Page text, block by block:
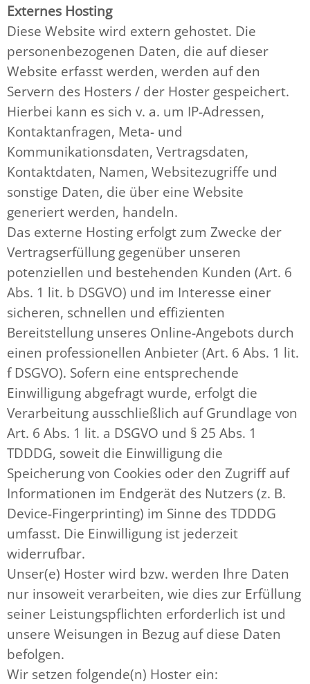
Externes Hosting
Diese Website wird extern gehostet. Die
personenbezogenen Daten, die auf dieser
Website erfasst werden, werden auf den
Servern des Hosters / der Hoster gespeichert.
Hierbei kann es sich v. a. um IP-Adressen,
Kontaktanfragen, Meta- und
Kommunikationsdaten, Vertragsdaten,
Kontaktdaten, Namen, Websitezugriffe und
sonstige Daten, die über eine Website
generiert werden, handeln.
Das externe Hosting erfolgt zum Zwecke der
Vertragserfüllung gegenüber unseren
potenziellen und bestehenden Kunden (Art. 6
Abs. 1 lit. b DSGVO) und im Interesse einer
sicheren, schnellen und effizienten
Bereitstellung unseres Online-Angebots durch
einen professionellen Anbieter (Art. 6 Abs. 1 lit.
f DSGVO). Sofern eine entsprechende
Einwilligung abgefragt wurde, erfolgt die
Verarbeitung ausschließlich auf Grundlage von
Art. 6 Abs. 1 lit. a DSGVO und § 25 Abs. 1
TDDDG, soweit die Einwilligung die
Speicherung von Cookies oder den Zugriff auf
Informationen im Endgerät des Nutzers (z. B.
Device-Fingerprinting) im Sinne des TDDDG
umfasst. Die Einwilligung ist jederzeit
widerrufbar.
Unser(e) Hoster wird bzw. werden Ihre Daten
nur insoweit verarbeiten, wie dies zur Erfüllung
seiner Leistungspflichten erforderlich ist und
unsere Weisungen in Bezug auf diese Daten
befolgen.
Wir setzen folgende(n) Hoster ein: